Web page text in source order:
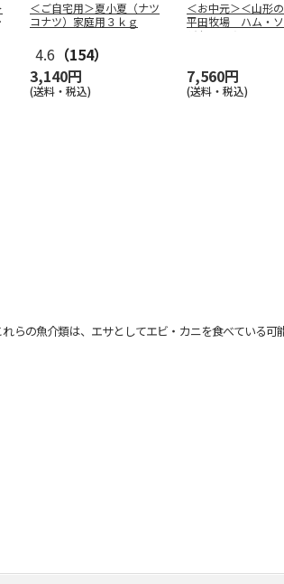
＜ご自宅用＞夏小夏（ナツ
コナツ）家庭用３ｋｇ
4.6 （154）
3,140円
(送料・税込)
＜お中元＞＜山形
平田牧場 ハム・ソ
ジセットＡ
7,560円
(送料・税込)
の魚介類は、エサとしてエビ・カニを食べている可